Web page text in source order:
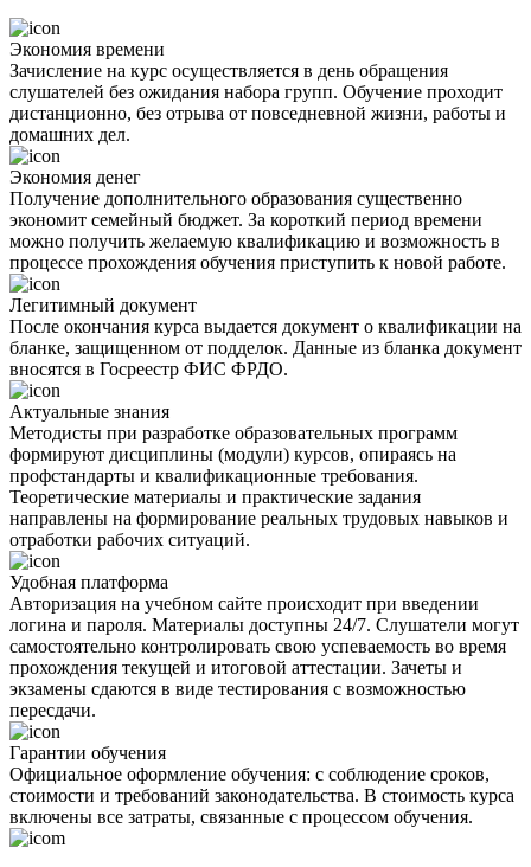
Экономия времени
Зачисление на курс осуществляется в день обращения
слушателей без ожидания набора групп. Обучение проходит
дистанционно, без отрыва от повседневной жизни, работы и
домашних дел.
Экономия денег
Получение дополнительного образования существенно
экономит семейный бюджет. За короткий период времени
можно получить желаемую квалификацию и возможность в
процессе прохождения обучения приступить к новой работе.
Легитимный документ
После окончания курса выдается документ о квалификации на
бланке, защищенном от подделок. Данные из бланка документ
вносятся в Госреестр ФИС ФРДО.
Актуальные знания
Методисты при разработке образовательных программ
формируют дисциплины (модули) курсов, опираясь на
профстандарты и квалификационные требования.
Теоретические материалы и практические задания
направлены на формирование реальных трудовых навыков и
отработки рабочих ситуаций.
Удобная платформа
Авторизация на учебном сайте происходит при введении
логина и пароля. Материалы доступны 24/7. Слушатели могут
самостоятельно контролировать свою успеваемость во время
прохождения текущей и итоговой аттестации. Зачеты и
экзамены сдаются в виде тестирования с возможностью
пересдачи.
Гарантии обучения
Официальное оформление обучения: с соблюдение сроков,
стоимости и требований законодательства. В стоимость курса
включены все затраты, связанные с процессом обучения.